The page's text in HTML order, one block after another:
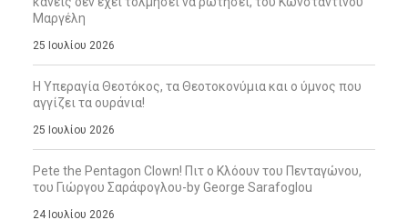
Μαργέλη
25 Ιουλίου 2026
Η Υπεραγία Θεοτόκος, τα Θεοτοκονύμια και ο ύμνος που
αγγίζει τα ουράνια!
25 Ιουλίου 2026
Pete the Pentagon Clown! Πιτ ο Κλόουν του Πενταγώνου,
του Γιώργου Σαράφογλου-by George Sarafoglou
24 Ιουλίου 2026